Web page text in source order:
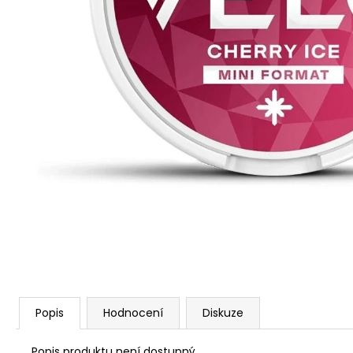
Popis Hodnocení Diskuze
VENIX PRO CAPPUCINO-X
79 Kč
Původně: 169 Kč